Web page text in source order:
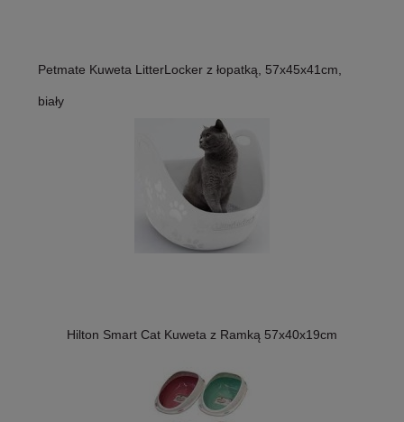
Petmate Kuweta LitterLocker z łopatką, 57x45x41cm,
biały
Hilton Smart Cat Kuweta z Ramką 57x40x19cm